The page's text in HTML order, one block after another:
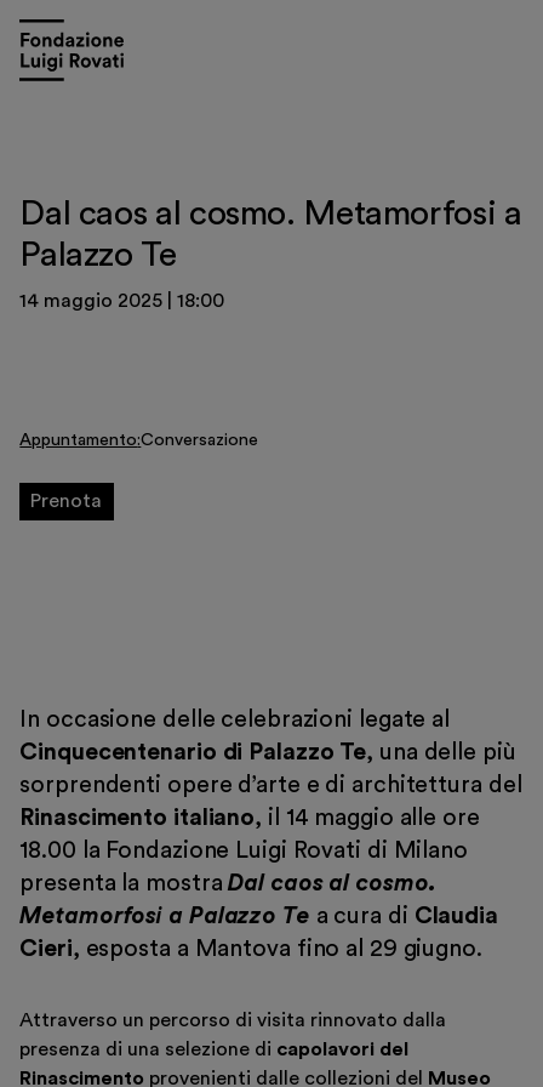
Visita
Educazione
Biglietti
Shop
Dal caos al cosmo. Metamorfosi a
Palazzo Te
14 maggio 2025 |18:00
Appuntamento Conversazione
Prenota
In occasione delle celebrazioni legate al
Cinquecentenario di Palazzo Te, una delle più
sorprendenti opere d’arte e di architettura del
Rinascimento italiano, il 14 maggio alle ore
18.00 la Fondazione Luigi Rovati di Milano
presenta la mostraDal caos al cosmo.
Metamorfosi a Palazzo Te a cura di Claudia
Cieri, esposta a Mantova fino al 29 giugno.
Attraverso un percorso di visita rinnovato dalla
presenza di una selezione di capolavori del
Rinascimento provenienti dalle collezioni del
Museo